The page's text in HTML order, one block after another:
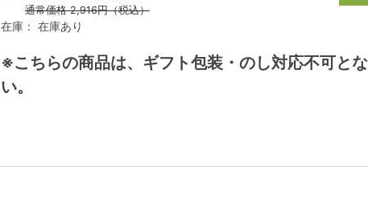
通常価格2,916円（税込）
在庫： 在庫あり
※こちらの商品は、ギフト包装・のし対応不可と
い。